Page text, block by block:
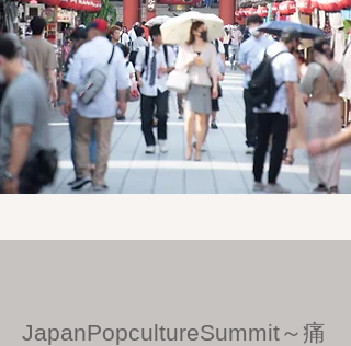
JapanPopcultureSummit～痛